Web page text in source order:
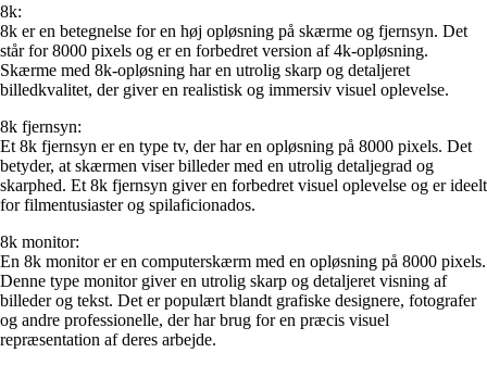
8k:
8k er en betegnelse for en høj opløsning på skærme og fjernsyn. Det
står for 8000 pixels og er en forbedret version af 4k-opløsning.
Skærme med 8k-opløsning har en utrolig skarp og detaljeret
billedkvalitet, der giver en realistisk og immersiv visuel oplevelse.
8k fjernsyn:
Et 8k fjernsyn er en type tv, der har en opløsning på 8000 pixels. Det
betyder, at skærmen viser billeder med en utrolig detaljegrad og
skarphed. Et 8k fjernsyn giver en forbedret visuel oplevelse og er ideelt
for filmentusiaster og spilaficionados.
8k monitor:
En 8k monitor er en computerskærm med en opløsning på 8000 pixels.
Denne type monitor giver en utrolig skarp og detaljeret visning af
billeder og tekst. Det er populært blandt grafiske designere, fotografer
og andre professionelle, der har brug for en præcis visuel
repræsentation af deres arbejde.